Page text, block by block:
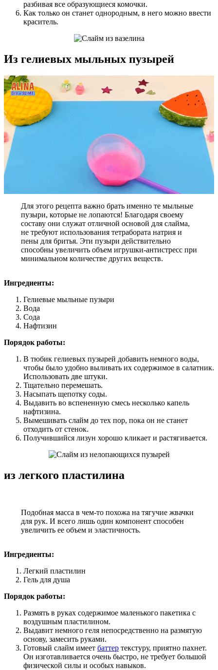
разбивая все образующиеся комочки.
Как только он станет однородным, в него можно ввести
краситель.
Из гелиевых мыльных пузырей
Для этого рецепта важно брать именно те мыльные
пузыри, которые не лопаются! Благодаря своему
составу они служат отличной основой для слайма,
не требуют использования тетрабората натрия и
пены для бритья. Эти пузыри действительно
способны увеличить объем игрушки-антистресс при
минимальном количестве других веществ.
Ингредиенты:
Гелиевые мыльные пузыри
Вода
Сода
Нафтизин
Порядок работы:
В тюбик гелиевых пузырей добавить немного воды,
чтобы было удобно выливать их содержимое в салатник.
Использовать две штуки.
Тщательно перемешать.
Насыпать щепотку соды.
Выдавить во вспененную смесь несколько капель
нафтизина.
Вымешивать слайм до тех пор, пока он не станет
отходить от стенок.
Получившийся лизун хорошо кликает и растягивается.
из легкого пластилина
Подобная масса в чем-то похожа на тягучие жвачки
для рук. И всего лишь один компонент способен
увеличить ее объем и эластичность.
Ингредиенты:
Легкий пластилин
Гель для душа
Порядок работы:
Размять в руках содержимое маленького пакетика с
воздушным пластилином.
Выдавит немного геля непосредственно на размятую
основу, замесить руками.
Готовый слайм имеет баттер текстуру, приятно пахнет.
Он изготавливается очень быстро, не требует большой
физической силы и особых навыков.